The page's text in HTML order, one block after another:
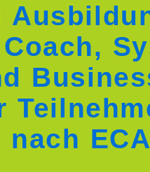
nach